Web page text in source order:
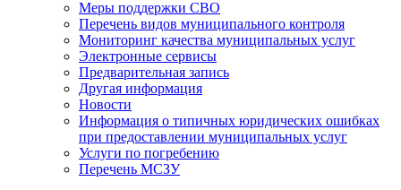
Меры поддержки СВО
Перечень видов муниципального контроля
Мониторинг качества муниципальных услуг
Электронные сервисы
Предварительная запись
Другая информация
Новости
Информация о типичных юридических ошибках
при предоставлении муниципальных услуг
Услуги по погребению
Перечень МСЗУ